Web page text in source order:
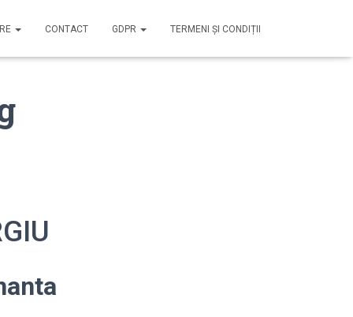
CONTACT GDPR TERMENI ȘI CONDIȚII